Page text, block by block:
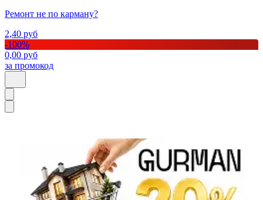
Ремонт не по карману?
2,40 руб
-100%
0,00 руб
за промокод